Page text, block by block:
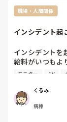
職場・人間関係
インシデント起
インシデントを
給料がいつもよ
明細ではわかり
時に師長の評価
第２新卒で転職
起こしてしまい
モニター CV
くるみ
病棟